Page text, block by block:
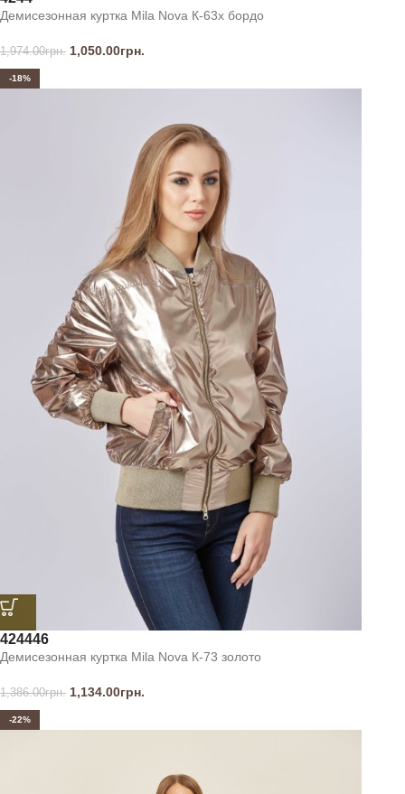
Демисезонная куртка Mila Nova К-63х бордо
1,974.00грн. 1,050.00грн.
-18%
424446
Демисезонная куртка Mila Nova К-73 золото
1,386.00грн. 1,134.00грн.
-22%